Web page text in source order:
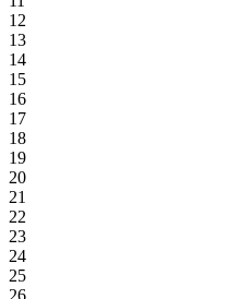
12
13
14
15
16
17
18
19
20
21
22
23
24
25
26